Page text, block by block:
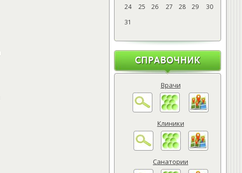
24
25 26 27 28 29
30
31
Врачи
Клиники
Санатории